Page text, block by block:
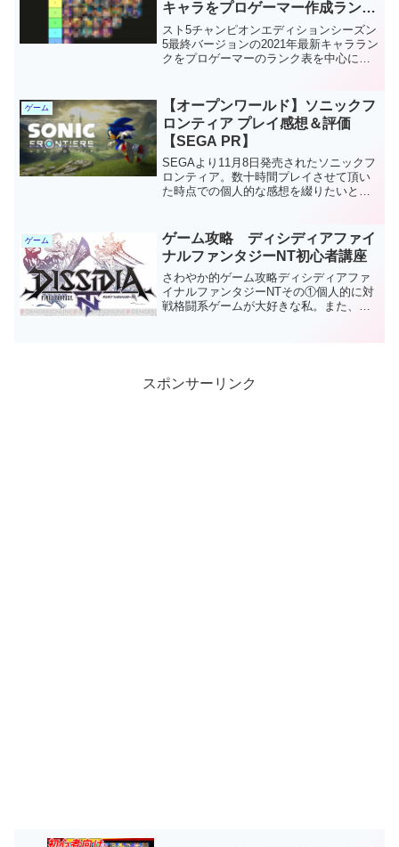
キャラをプロゲーマー作成ランク
表ご紹介【ストリートファイター
5 キャラランク】
スト5チャンピオンエディションシーズン
5最終バージョンの2021年最新キャララン
クをプロゲーマーのランク表を中心にま
年に活躍しそうなキャラをご紹介してい
きます。ときど、マゴ、ガチくん、カワ
ノ選手作成キャラランク。
ゲーム
【オープンワールド】ソニックフ
ロンティア プレイ感想＆評価
【SEGA PR】
SEGAより11月8日発売されたソニックフ
ロンティア。数十時間プレイさせて頂い
た時点での個人的な感想を綴りたいと思
が武器のソニックを主人公としたオープ
ンワールドのアクシ...
ゲーム
ゲーム攻略 ディシディアファイ
ナルファンタジーNT初心者講座
さわやか的ゲーム攻略ディシディアファ
イナルファンタジーNTその①個人的に対
戦格闘系ゲームが大好きな私。また、フ
スポンサーリンク